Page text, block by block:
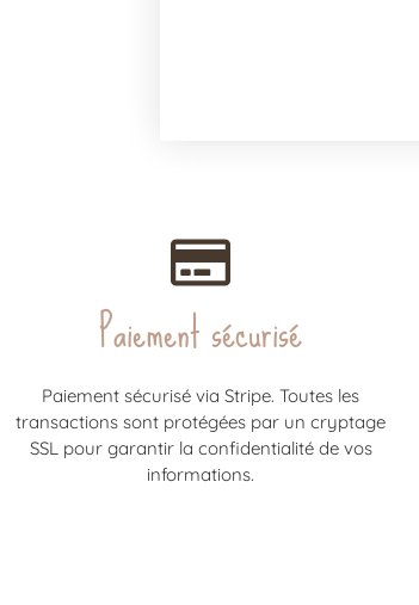
Paiement sécurisé
Paiement sécurisé via Stripe. Toutes les
transactions sont protégées par un cryptage
SSL pour garantir la confidentialité de vos
informations.